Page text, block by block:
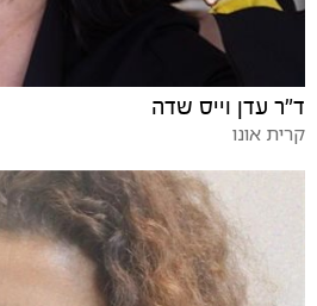
ד"ר עדן וייס שדה
קרית אונו